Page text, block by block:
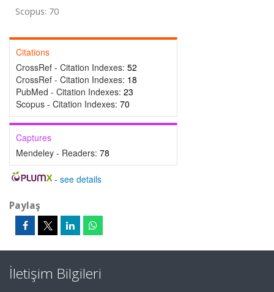
Scopus: 70
Citations
CrossRef - Citation Indexes: 52
CrossRef - Citation Indexes: 18
PubMed - Citation Indexes: 23
Scopus - Citation Indexes: 70
Captures
Mendeley - Readers: 78
- see details
Paylaş
İletişim Bilgileri